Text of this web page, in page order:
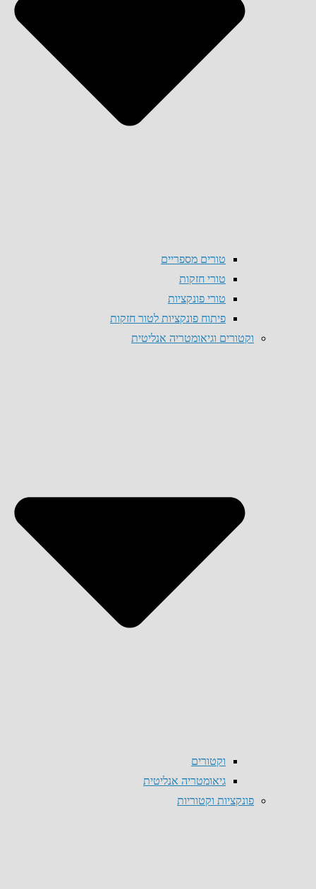
טורים מספריים
טורי חזקות
טורי פונקציות
פיתוח פונקציות לטור חזקות
וקטורים וגיאומטריה אנליטית
וקטורים
גיאומטריה אנליטית
פונקציות וקטוריות